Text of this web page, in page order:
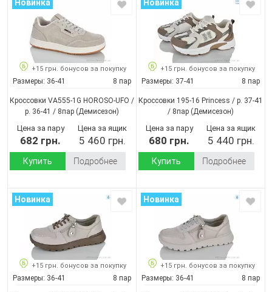
Новинка
+15 грн. бонусов за покупку
Размеры: 36-41 8 пар
Кроссовки VA555-1G HOROSO-UFO /
p. 36-41 / 8пар (Демисезон)
Цена за пару
682 грн.
Цена за ящик
5 460 грн.
Купить Подробнее
Новинка
+15 грн. бонусов за покупку
Размеры: 37-41 8 пар
Кроссовки 195-16 Princess / p. 37-41
/ 8пар (Демисезон)
Цена за пару
680 грн.
Цена за ящик
5 440 грн.
Купить Подробнее
Новинка
+15 грн. бонусов за покупку
Размеры: 36-41 8 пар
Новинка
+15 грн. бонусов за покупку
Размеры: 36-41 8 пар